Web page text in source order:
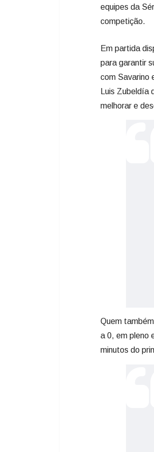
equipes da
competição.
Em partida
para garantir
com Savarino
Luis
melhorar e
Quem
a 0, em pleno
minutos do